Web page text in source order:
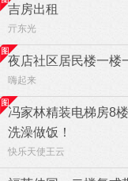
吉房出租
亓东光
夜店社区居民楼一楼
嗨起来
冯家林精装电梯房8
洗澡做饭！
快乐天使王云